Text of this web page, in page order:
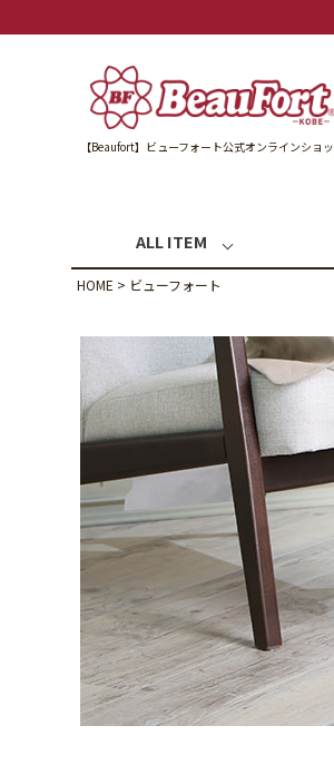
【Beaufort】ビューフォート公式オンラインショ
ALL ITEM
HOME ビューフォート